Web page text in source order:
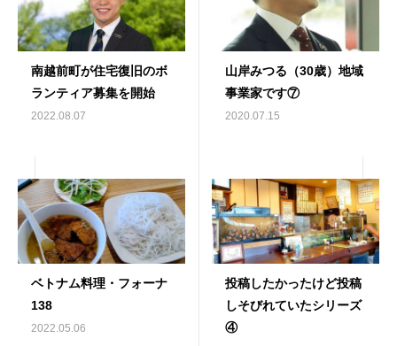
南越前町が住宅復旧のボ
ランティア募集を開始
2022.08.07
山岸みつる（30歳）地域
事業家です⑦
2020.07.15
ベトナム料理・フォーナ
138
2022.05.06
投稿したかったけど投稿
しそびれていたシリーズ
④